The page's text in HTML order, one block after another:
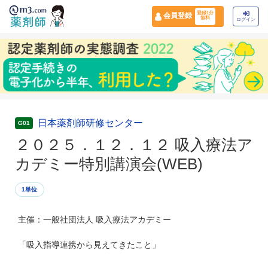
会員登録
登録1分
無料
ログイン
G01 日本薬剤師研修センター
２０２５．１２．１２ 吸入療法ア
カデミー特別講演会(WEB)
1単位
主催：一般社団法人 吸入療法アカデミー
「吸入指導連携から見えてきたこと」